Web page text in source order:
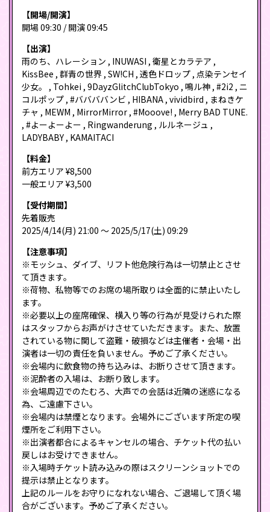
【開場/開演】
開場 09:30 / 開演 09:45
【出演】
雨のち、ハレーション , INUWASI , 衛星とカラテア ,
KissBee , 群青の世界 , SW!CH , 透色ドロップ , 点染テンセイ
少女。 , Tohkei , 9DayzGlitchClubTokyo , 鳴ル神 , #2i2 , ニ
コルポップ , #ババババンビ , HIBANA , vividbird , まねきケ
チャ , MEWM , MirrorMirror , #Mooove! , Merry BAD TUNE.
, #よーよーよー , Ringwanderung , ルルネージュ ,
LADYBABY , KAMAITACI
【料金】
前方エリア ¥8,500
一般エリア ¥3,500
【受付期間】
先着販売
2025/4/14(月) 21:00 〜 2025/5/17(土) 09:29
【注意事項】
※モッシュ、ダイブ、リフト他危険行為は一切禁止とさせ
て頂きます。
※荷物、私物等でのお席の場所取りは全面的に禁止いたし
ます。
※必要以上の座席確保、横入り等の行為が見受けられた際
はスタッフからお声がけさせていただきます。また、放置
されている物に関して盗難・破損などは主催者・会場・出
演者は一切の責任を負いません。予めご了承ください。
※会場内に飲食物の持ち込みは、お断りさせて頂きます。
※泥酔者の入場は、お断り致します。
※会場周辺でのたむろ、大声での会話は近隣の迷惑になる
為、ご遠慮下さい。
※会場内は禁煙となります。会場外にございます所定の喫
煙所をご利用下さい。
※出演者都合によるキャンセルの場合、チケット代の払い
戻しはお受けできません。
※入場時チケット読み込みの際はスクリーンショットでの
提示は禁止となります。
上記のルールをお守りになれない場合、ご退場して頂く場
合がございます。予めご了承ください。